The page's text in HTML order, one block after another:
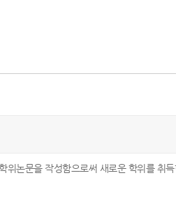
논문을 작성함으로써 새로운 학위를 취득